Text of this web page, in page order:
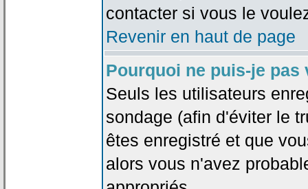
contacter si vous le
Revenir en haut de page
Pourquoi ne puis-je pas
Seuls les utilisateurs
sondage (afin d'éviter le
êtes enregistré et que
alors vous n'avez